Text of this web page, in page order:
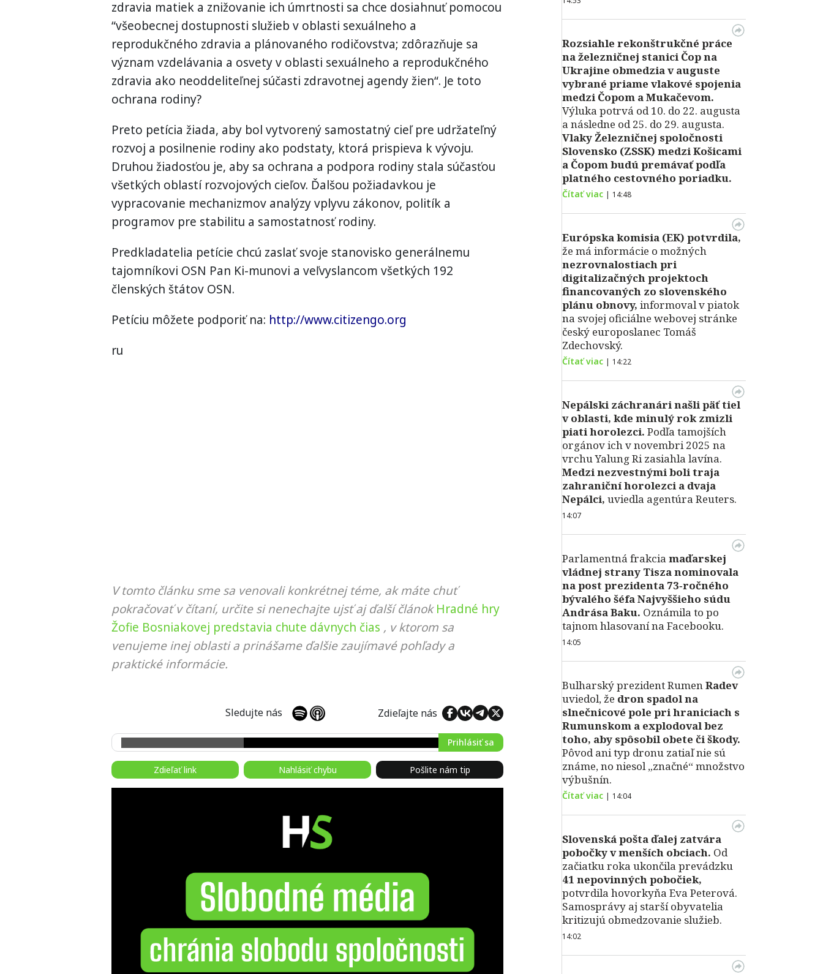
zdravia matiek a znižovanie ich úmrtnosti sa chce dosiahnuť pomocou
“všeobecnej dostupnosti služieb v oblasti sexuálneho a
reprodukčného zdravia a plánovaného rodičovstva; zdôrazňuje sa
význam vzdelávania a osvety v oblasti sexuálneho a reprodukčného
zdravia ako neoddeliteľnej súčasti zdravotnej agendy žien“. Je toto
ochrana rodiny?
Preto petícia žiada, aby bol vytvorený samostatný cieľ pre udržateľný
rozvoj a posilnenie rodiny ako podstaty, ktorá prispieva k vývoju.
Druhou žiadosťou je, aby sa ochrana a podpora rodiny stala súčasťou
všetkých oblastí rozvojových cieľov. Ďalšou požiadavkou je
vypracovanie mechanizmov analýzy vplyvu zákonov, politík a
programov pre stabilitu a samostatnosť rodiny.
Predkladatelia petície chcú zaslať svoje stanovisko generálnemu
tajomníkovi OSN Pan Ki-munovi a veľvyslancom všetkých 192
členských štátov OSN.
Petíciu môžete podporiť na: http://www.citizengo.org
ru
V tomto článku sme sa venovali konkrétnej téme, ak máte chuť
pokračovať v čítaní, určite si nenechajte ujsť aj ďalší článok Hradné hry
Žofie Bosniakovej predstavia chute dávnych čias , v ktorom sa
venujeme inej oblasti a prinášame ďalšie zaujímavé pohľady a
praktické informácie.
Sledujte nás Zdieľajte nás
Prihlásiť sa
Zdieľať link Nahlásiť chybu Pošlite nám tip
Rozsiahle rekonštrukčné práce
na železničnej stanici Čop na
Ukrajine obmedzia v auguste
vybrané priame vlakové spojenia
medzi Čopom a Mukačevom.
Výluka potrvá od 10. do 22. augusta
a následne od 25. do 29. augusta.
Vlaky Železničnej spoločnosti
Slovensko (ZSSK) medzi Košicami
a Čopom budú premávať podľa
platného cestovného poriadku.
Čítať viac | 14:48
Európska komisia (EK) potvrdila,
že má informácie o možných
nezrovnalostiach pri
digitalizačných projektoch
financovaných zo slovenského
plánu obnovy, informoval v piatok
na svojej oficiálne webovej stránke
český europoslanec Tomáš
Zdechovský.
Čítať viac | 14:22
Nepálski záchranári našli päť tiel
v oblasti, kde minulý rok zmizli
piati horolezci. Podľa tamojších
orgánov ich v novembri 2025 na
vrchu Yalung Ri zasiahla lavína.
Medzi nezvestnými boli traja
zahraniční horolezci a dvaja
Nepálci, uviedla agentúra Reuters.
14:07
Parlamentná frakcia maďarskej
vládnej strany Tisza nominovala
na post prezidenta 73‑ročného
bývalého šéfa Najvyššieho súdu
Andrása Baku. Oznámila to po
tajnom hlasovaní na Facebooku.
14:05
Bulharský prezident RumenRadev
uviedol, že dron spadol na
slnečnicové pole pri hraniciach s
Rumunskom a explodoval bez
toho, aby spôsobil obete či škody.
Pôvod ani typ dronu zatiaľ nie sú
známe, no niesol „značné“ množstvo
výbušnín.
Čítať viac | 14:04
Slovenská pošta ďalej zatvára
pobočky v menších obciach. Od
začiatku roka ukončila prevádzku
41 nepovinných pobočiek,
potvrdila hovorkyňa Eva Peterová.
Samosprávy aj starší obyvatelia
kritizujú obmedzovanie služieb.
14:02